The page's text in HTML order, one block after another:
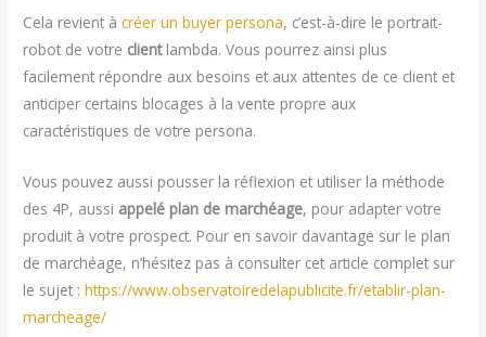
Cela revient àcréer un buyer persona, c’est-à-dire le portrait-
robot de votre clientlambda. Vous pourrez ainsi plus
facilement répondre aux besoins et aux attentes de ce client et
anticiper certains blocages à la vente propre aux
caractéristiques de votre persona.
Vous pouvez aussi pousser la réflexion et utiliser la méthode
des 4P, aussi appelé plan de marchéage, pour adapter votre
produit à votre prospect. Pour en savoir davantage sur le plan
de marchéage, n’hésitez pas à consulter cet article complet sur
le sujet :https://www.observatoiredelapublicite.fr/etablir-plan-
marcheage/